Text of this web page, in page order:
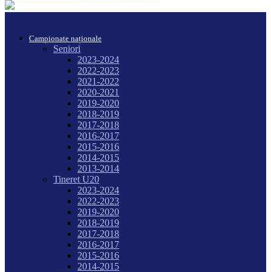
Campionate naționale
Seniori
2023-2024
2022-2023
2021-2022
2020-2021
2019-2020
2018-2019
2017-2018
2016-2017
2015-2016
2014-2015
2013-2014
Tineret U20
2023-2024
2022-2023
2019-2020
2018-2019
2017-2018
2016-2017
2015-2016
2014-2015